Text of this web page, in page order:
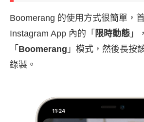
Boomerang 的使用方式很簡單，
Instagram App 內的「 限時動態 」
「 Boomerang 」模式，然後長按
錄製。